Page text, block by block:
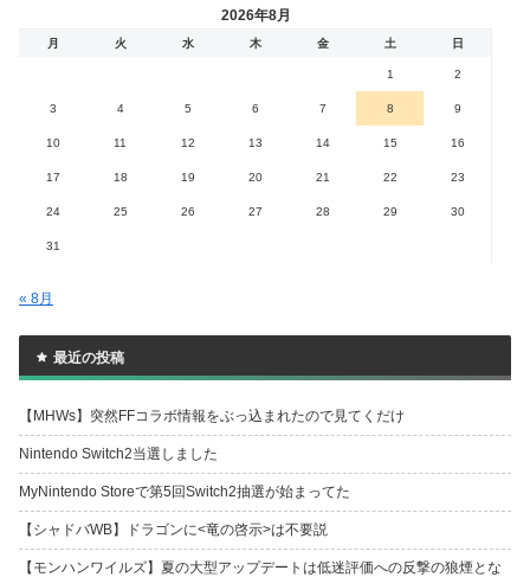
2026年8月
月 火 水 木 金 土 日
1 2
3 4 5 6 7 8 9
10 11 12 13 14 15 16
17 18 19 20 21 22 23
24 25 26 27 28 29 30
31
« 8月
最近の投稿
【MHWs】突然FFコラボ情報をぶっ込まれたので見てくだけ
Nintendo Switch2当選しました
MyNintendo Storeで第5回Switch2抽選が始まってた
【シャドバWB】ドラゴンに<竜の啓示>は不要説
【モンハンワイルズ】夏の大型アップデートは低迷評価への反撃の狼煙とな